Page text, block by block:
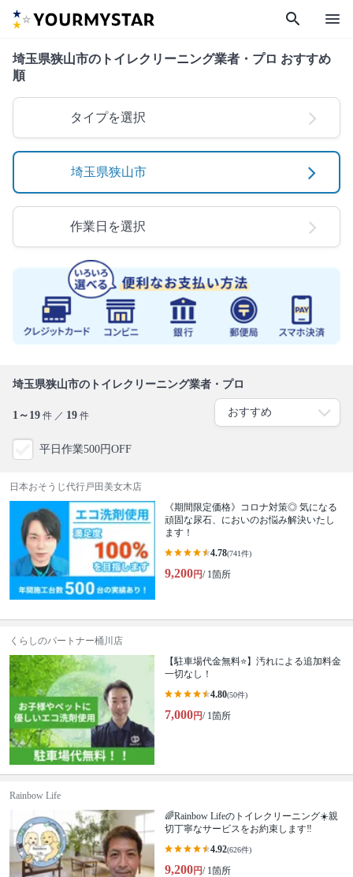
search menu
埼玉県狭山市のトイレクリーニング業者・プロ おすすめ
順
タイプを選択
埼玉県狭山市
作業日を選択
埼玉県狭山市のトイレクリーニング業者・プロ
1～19 件 ／ 19 件
平日作業500円OFF
日本おそうじ代行戸田美女木店
《期間限定価格》コロナ対策◎ 気になる
頑固な尿石、においのお悩み解決いたし
ます！
4.78(741件)
9,200円/ 1箇所
くらしのパートナー桶川店
【駐車場代金無料⭐️】汚れによる追加料金
一切なし！
4.80(50件)
7,000円/ 1箇所
Rainbow Life
🌈Rainbow Lifeのトイレクリーニング☀️親
切丁寧なサービスをお約束します‼️
4.92(626件)
9,200円/ 1箇所